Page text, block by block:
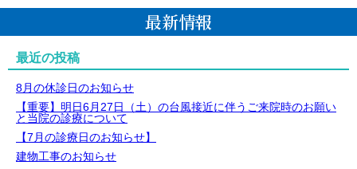
最新情報
最近の投稿
8月の休診日のお知らせ
【重要】明日6月27日（土）の台風接近に伴うご来院時のお願い
と当院の診療について
【7月の診療日のお知らせ】
建物工事のお知らせ